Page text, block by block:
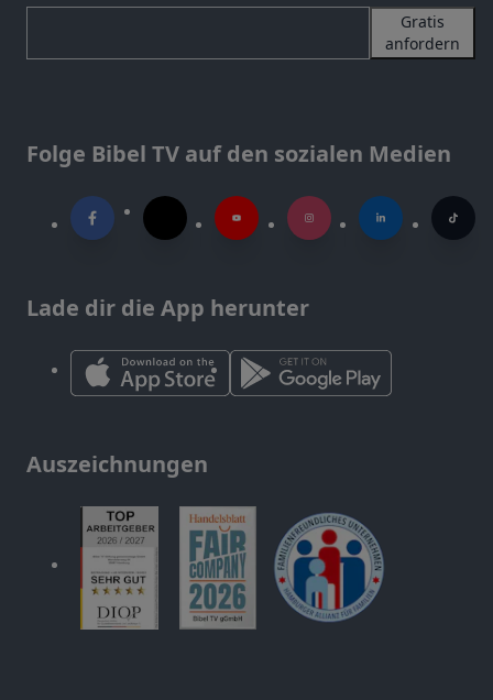
Gratis
anfordern
Folge Bibel TV auf den sozialen Medien
Lade dir die App herunter
Auszeichnungen